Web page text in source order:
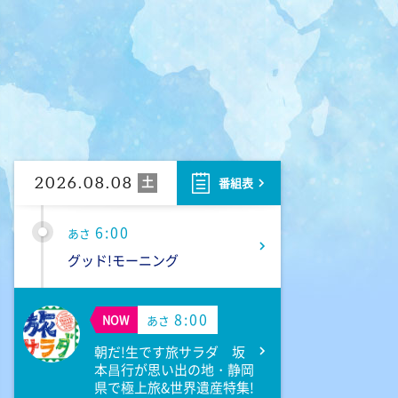
2026.08.08 土 番組表
く星-VOICE-」
日本のチカラ
5:50
ANNニュース
あさ 6:00
グッド!モーニング
NOW あさ 8:00
朝だ!生です旅サラダ 坂
本昌行が思い出の地・静岡
県で極上旅&世界遺産特集!